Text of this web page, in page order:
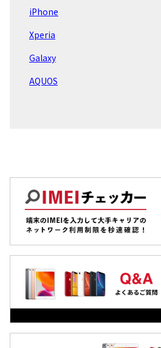
iPad Air 第6世代
iPad Pro 11 第4世代
iPad Pro 12.9 第6世代
iPad 第10世代 2022
iPad 第9世代 2021
EveryPhone
iPad Pro 12.9 第5世代
iPad Pro 11 第3世代
LG VELVET
iPad Air 第4世代
iPad Pro 12.9 第4世代
iPhone
Xperia
Galaxy
AQUOS
Xiaomi
MacBook
iPad
Qua tab
dtab
MediaPad